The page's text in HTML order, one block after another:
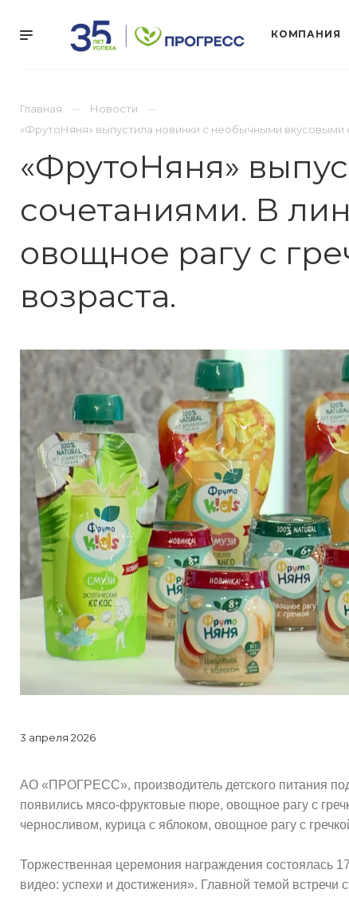
КОМПАНИЯ
Главная
Новости
«ФрутоНяня» выпустила новинки с необычными
«ФрутоНяня»
сочетаниями. В
овощное рагу с
возраста.
3 апреля 2026
АО «ПРОГРЕСС», производитель детского питания
появились мясо-фруктовые пюре, овощное рагу с
черносливом, курица с яблоком, овощное рагу с
Торжественная церемония награждения состоялась
видео: успехи и достижения». Главной темой встречи